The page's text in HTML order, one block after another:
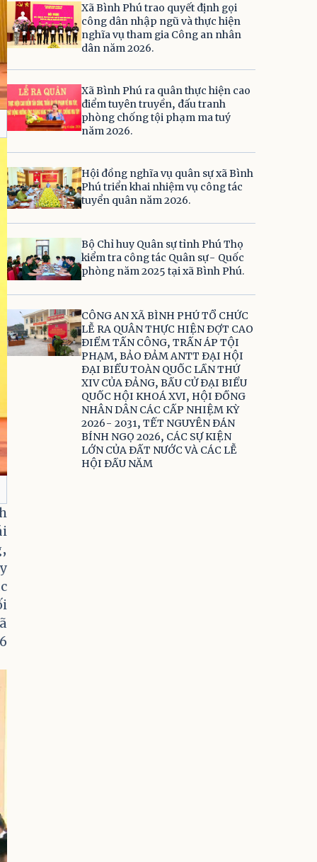
Xã Bình Phú trao quyết định gọi
công dân nhập ngũ và thực hiện
nghĩa vụ tham gia Công an nhân
dân năm 2026.
Xã Bình Phú ra quân thực hiện cao
điểm tuyên truyền, đấu tranh
phòng chống tội phạm ma tuý
năm 2026.
Hội đồng nghĩa vụ quân sự xã Bình
Phú triển khai nhiệm vụ công tác
tuyển quân năm 2026.
Bộ Chỉ huy Quân sự tỉnh Phú Thọ
kiểm tra công tác Quân sự- Quốc
phòng năm 2025 tại xã Bình Phú.
CÔNG AN XÃ BÌNH PHÚ TỔ CHỨC
LỄ RA QUÂN THỰC HIỆN ĐỢT CAO
ĐIỂM TẤN CÔNG, TRẤN ÁP TỘI
PHẠM, BẢO ĐẢM ANTT ĐẠI HỘI
ĐẠI BIỂU TOÀN QUỐC LẦN THỨ
XIV CỦA ĐẢNG, BẦU CỬ ĐẠI BIỂU
QUỐC HỘI KHOÁ XVI, HỘI ĐỒNG
NHÂN DÂN CÁC CẤP NHIỆM KỲ
2026- 2031, TẾT NGUYÊN ĐÁN
BÍNH NGỌ 2026, CÁC SỰ KIỆN
LỚN CỦA ĐẤT NƯỚC VÀ CÁC LỄ
HỘI ĐẦU NĂM